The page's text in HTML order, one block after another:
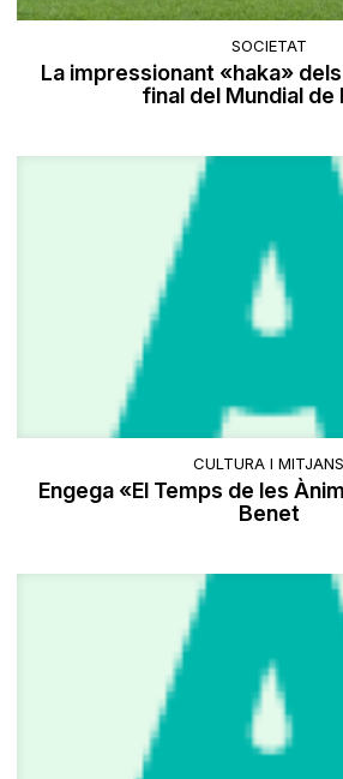
SOCIETAT
La impressionant «haka»
final del Mundial de
CULTURA I MITJANS
Engega «El Temps de les
Benet